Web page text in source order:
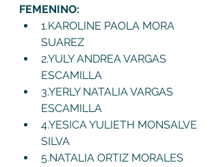
FEMENINO:
1.KAROLINE PAOLA MORA
SUAREZ
2.YULY ANDREA VARGAS
ESCAMILLA
3.YERLY NATALIA VARGAS
ESCAMILLA
4.YESICA YULIETH MONSALVE
SILVA
5.NATALIA ORTIZ MORALES